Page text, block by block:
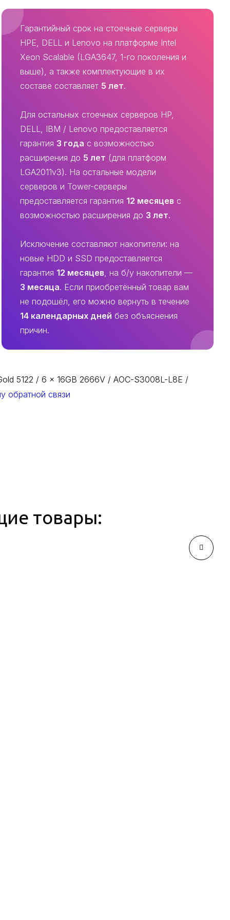
Гарантийный срок на стоечные серверы
HPE, DELL и Lenovo на платформе Intel
Xeon Scalable (LGA3647, 1-го поколения и
выше), а также комплектующие в их
составе составляет 5 лет.
Для остальных стоечных серверов HP,
DELL, IBM / Lenovo предоставляется
гарантия 3 года с возможностью
расширения до 5 лет (для платформ
LGA2011v3). На остальные модели
серверов и Tower-серверы
предоставляется гарантия 12 месяцев с
возможностью расширения до 3 лет.
Исключение составляют накопители: на
новые HDD и SSD предоставляется
гарантия 12 месяцев, на б/у накопители —
3 месяца. Если приобретённый товар вам
не подошёл, его можно вернуть в течение
14 календарных дней без объяснения
причин.
5122 / 6 x 16GB 2666V / AOC-S3008L-L8E /
обратной связи
товары: